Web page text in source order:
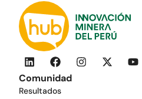
Comunidad
Resultados